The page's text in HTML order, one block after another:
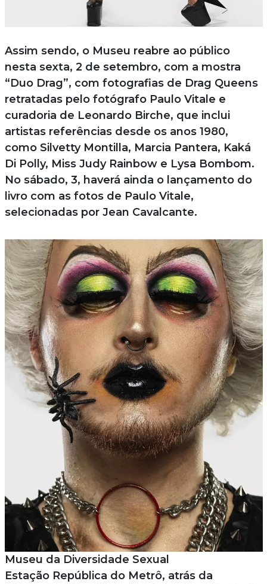
Assim sendo, o Museu reabre ao público
nesta sexta, 2 de setembro, com a mostra
“Duo Drag”, com fotografias de Drag Queens
retratadas pelo fotógrafo Paulo Vitale e
curadoria de Leonardo Birche, que inclui
artistas referências desde os anos 1980,
como Silvetty Montilla, Marcia Pantera, Kaká
Di Polly, Miss Judy Rainbow e Lysa Bombom.
No sábado, 3, haverá ainda o lançamento do
livro com as fotos de Paulo Vitale,
selecionadas por Jean Cavalcante.
Museu da Diversidade Sexual
Estação República do Metrô, atrás da